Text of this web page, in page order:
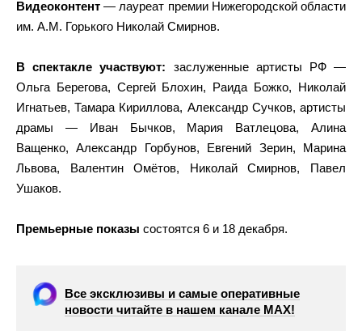
Видеоконтент — лауреат премии Нижегородской области
им. А.М. Горького Николай Смирнов.
В спектакле участвуют: заслуженные артисты РФ —
Ольга Берегова, Сергей Блохин, Раида Божко, Николай
Игнатьев, Тамара Кириллова, Александр Сучков, артисты
драмы — Иван Бычков, Мария Ватлецова, Алина
Ващенко, Александр Горбунов, Евгений Зерин, Марина
Львова, Валентин Омётов, Николай Смирнов, Павел
Ушаков.
Премьерные показы состоятся 6 и 18 декабря.
Все эксклюзивы и самые оперативные
новости читайте в нашем канале МАХ!